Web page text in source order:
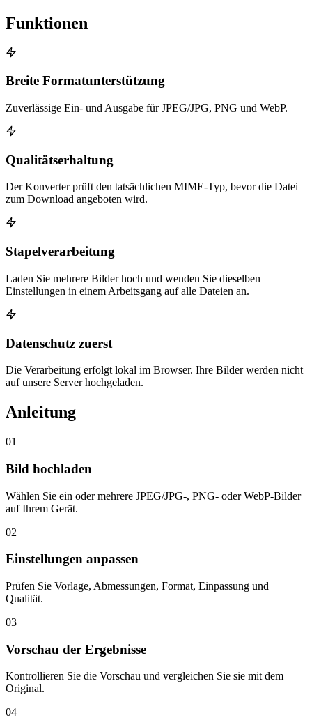
Funktionen
Breite Formatunterstützung
Zuverlässige Ein- und Ausgabe für JPEG/JPG, PNG und WebP.
Qualitätserhaltung
Der Konverter prüft den tatsächlichen MIME-Typ, bevor die Datei
zum Download angeboten wird.
Stapelverarbeitung
Laden Sie mehrere Bilder hoch und wenden Sie dieselben
Einstellungen in einem Arbeitsgang auf alle Dateien an.
Datenschutz zuerst
Die Verarbeitung erfolgt lokal im Browser. Ihre Bilder werden nicht
auf unsere Server hochgeladen.
Anleitung
01
Bild hochladen
Wählen Sie ein oder mehrere JPEG/JPG-, PNG- oder WebP-Bilder
auf Ihrem Gerät.
02
Einstellungen anpassen
Prüfen Sie Vorlage, Abmessungen, Format, Einpassung und
Qualität.
03
Vorschau der Ergebnisse
Kontrollieren Sie die Vorschau und vergleichen Sie sie mit dem
Original.
04